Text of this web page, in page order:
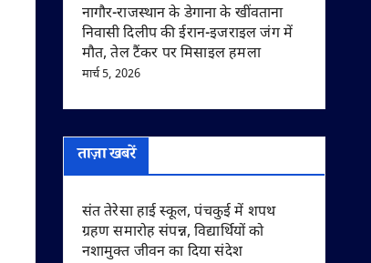
नागौर-राजस्थान के डेगाना के खींवताना
निवासी दिलीप की ईरान-इजराइल जंग में
मौत, तेल टैंकर पर मिसाइल हमला
मार्च 5, 2026
ताज़ा खबरें
संत तेरेसा हाई स्कूल, पंचकुई में शपथ
ग्रहण समारोह संपन्न, विद्यार्थियों को
नशामुक्त जीवन का दिया संदेश